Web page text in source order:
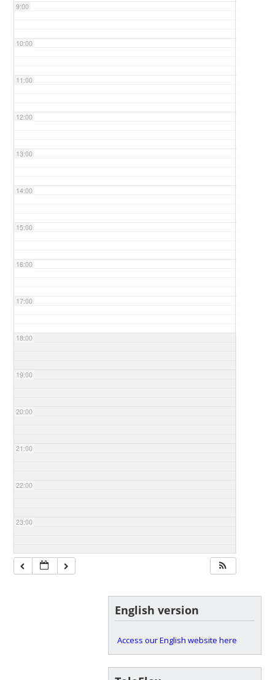
9:00
10:00
11:00
12:00
13:00
14:00
15:00
16:00
17:00
18:00
19:00
20:00
21:00
22:00
23:00
English version
Access our English website here